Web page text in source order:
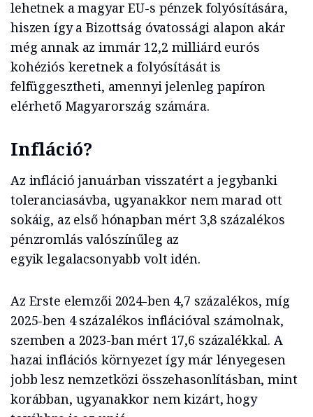
lehetnek a magyar EU-s pénzek folyósítására,
hiszen így a Bizottság óvatossági alapon akár
még annak az immár 12,2 milliárd eurós
kohéziós keretnek a folyósítását is
felfüggesztheti, amennyi jelenleg papíron
elérhető Magyarország számára.
Infláció?
Az infláció januárban visszatért a jegybanki
toleranciasávba, ugyanakkor nem marad ott
sokáig, az első hónapban mért 3,8 százalékos
pénzromlás valószínűleg az
egyik legalacsonyabb volt idén.
Az Erste elemzői 2024-ben 4,7 százalékos, míg
2025-ben 4 százalékos inflációval számolnak,
szemben a 2023-ban mért 17,6 százalékkal. A
hazai inflációs környezet így már lényegesen
jobb lesz nemzetközi összehasonlításban, mint
korábban, ugyanakkor nem kizárt, hogy